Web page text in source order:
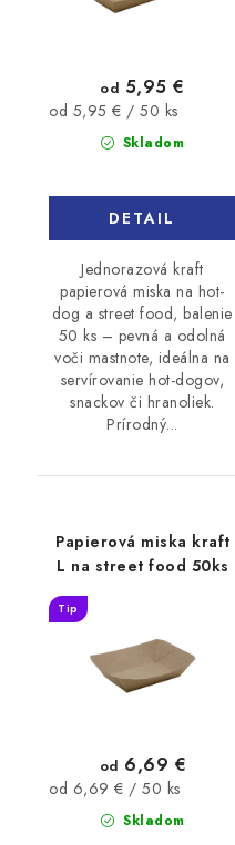
Skladom
od 5,95 €
Jednotková
od 5,95 € / 50 ks
DETAIL
Jednorazová kraft
papierová miska na hot-
dog a street food, balenie
50 ks – pevná a odolná
voči mastnote, ideálna na
servírovanie hot-dogov,
snackov či hranoliek.
Prírodný...
Papierová miska kraft
L na street food 50ks
Tip
Skladom
od 6,69 €
Jednotková
od 6,69 € / 50 ks